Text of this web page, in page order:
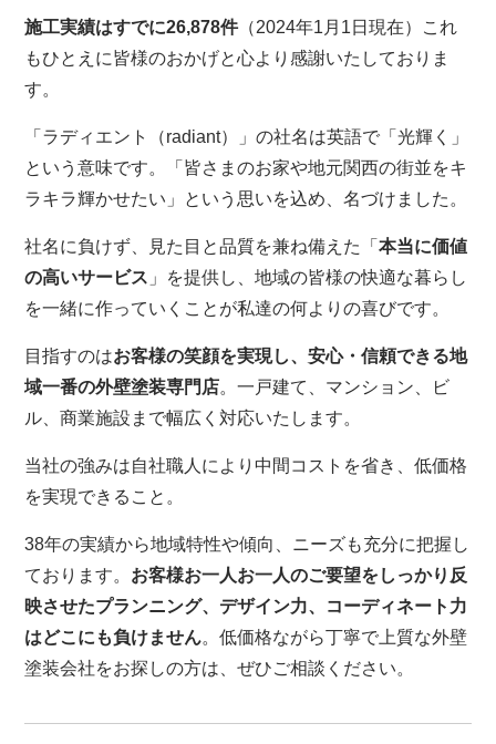
施工実績はすでに26,878件（2024年1月1日現在）これ
もひとえに皆様のおかげと心より感謝いたしておりま
す。
「ラディエント（radiant）」の社名は英語で「光輝く」
という意味です。「皆さまのお家や地元関西の街並をキ
ラキラ輝かせたい」という思いを込め、名づけました。
社名に負けず、見た目と品質を兼ね備えた「本当に価値
の高いサービス 」を提供し、地域の皆様の快適な暮らし
を一緒に作っていくことが私達の何よりの喜びです。
目指すのはお客様の笑顔を実現し、安心・信頼できる地
域一番の外壁塗装専門店。一戸建て、マンション、ビ
ル、商業施設まで幅広く対応いたします。
当社の強みは自社職人により中間コストを省き、低価格
を実現できること。
38年の実績から地域特性や傾向、ニーズも充分に把握し
ております。 お客様お一人お一人のご要望をしっかり反
映させたプランニング、デザイン力、コーディネート力
はどこにも負けません。低価格ながら丁寧で上質な外壁
塗装会社をお探しの方は、ぜひご相談ください。